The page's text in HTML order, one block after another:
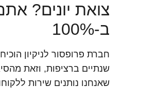
צואת יונים?
ב-100%
חברת פרופסור לניקיון
שנתיים ברציפות, וזאת
שאנחנו נותנים שירות ללקוחות, ולקוחות ב – 2019